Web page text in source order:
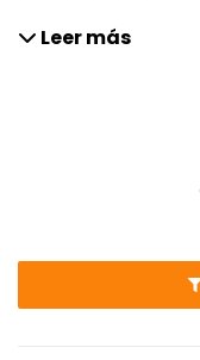
pueden encajar con
Leer más